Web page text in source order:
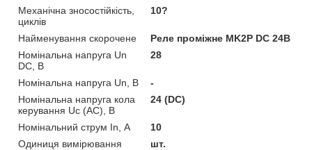
Механічна зносостійкість,
циклів
10?
Найменування скорочене
Реле проміжне MK2P DC 24В
Номінальна напруга Un
DC, В
28
Номінальна напруга Un, В
-
Номінальна напруга кола
керування Uс (AC), В
24 (DC)
Номінальний струм In, А
10
Одиниця вимірювання
шт.